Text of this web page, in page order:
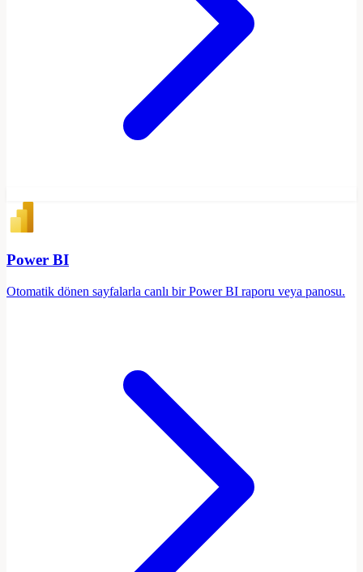
Power BI
Otomatik dönen sayfalarla canlı bir Power BI raporu veya panosu.